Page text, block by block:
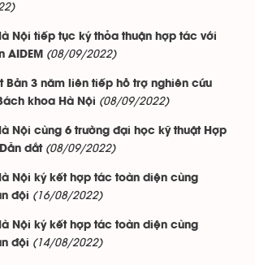
Nội tiếp tục ký thỏa thuận hợp tác với
AIDEM (08/09/2022)
Bản 3 năm liên tiếp hỗ trợ nghiên cứu
khoa Hà Nội (08/09/2022)
Nội cùng 6 trường đại học kỹ thuật Hợp
dắt (08/09/2022)
Nội ký kết hợp tác toàn diện cùng
đội (16/08/2022)
Nội ký kết hợp tác toàn diện cùng
đội (14/08/2022)